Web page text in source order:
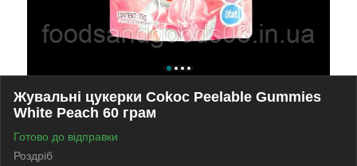
Жувальні цукерки Cokoc Peelable Gummies
White Peach 60 грам
Готово до відправки
Роздріб